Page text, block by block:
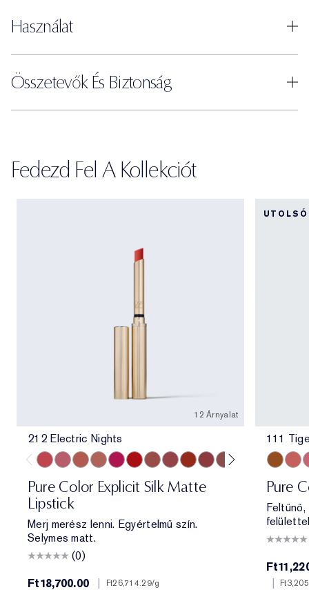
Használat
Összetevők És Biztonság
Fedezd Fel A Kollekciót
12 Árnyalat
212 Electric Nights
Pure Color Explicit Silk Matte
Lipstick
Merj merész lenni. Egyértelmű szín.
Selymes matt.
(0)
Ft18,700.00
| Ft26,714.29/g
111
Pure
|